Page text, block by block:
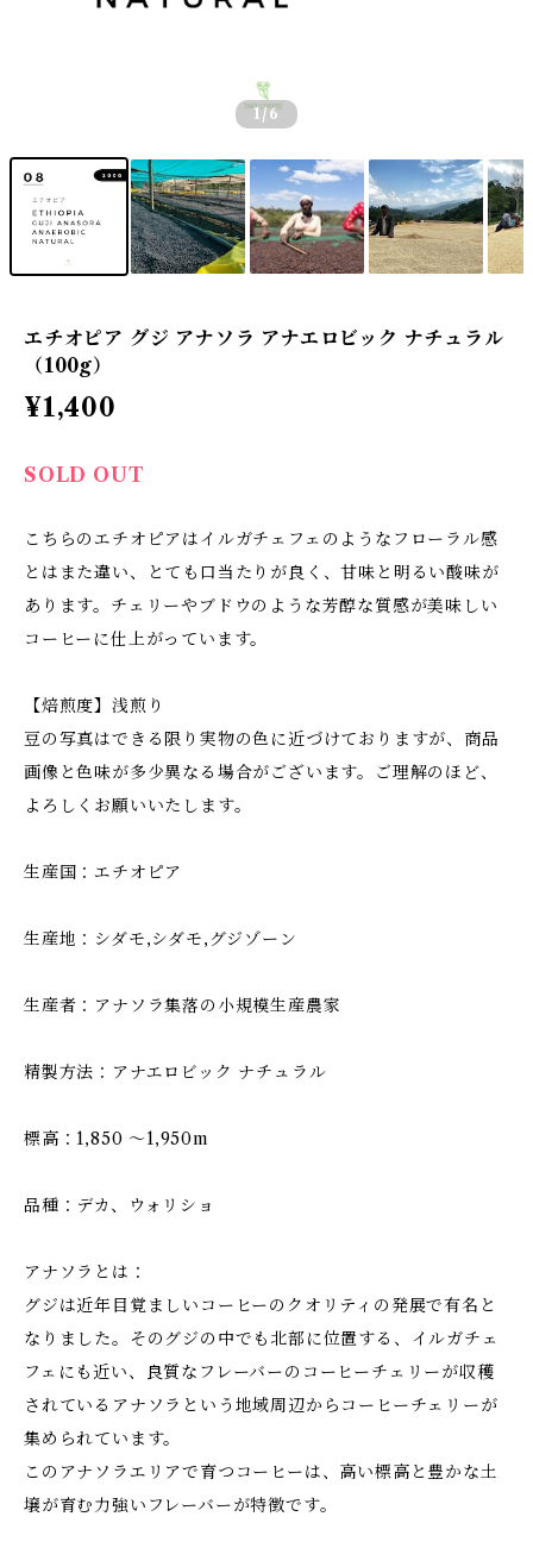
1/6
エチオピア グジ アナソラ アナエロビック ナチュラル
（100g）
¥1,400
SOLD OUT
こちらのエチオピアはイルガチェフェのようなフローラル感
とはまた違い、とても口当たりが良く、甘味と明るい酸味が
あります。チェリーやブドウのような芳醇な質感が美味しい
コーヒーに仕上がっています。
【焙煎度】浅煎り
豆の写真はできる限り実物の色に近づけておりますが、商品
画像と色味が多少異なる場合がございます。ご理解のほど、
よろしくお願いいたします。
生産国：エチオピア
生産地：シダモ,シダモ,グジゾーン
生産者：アナソラ集落の小規模生産農家
精製方法：アナエロビック ナチュラル
標高：1,850 〜1,950m
品種：デカ、ウォリショ
アナソラとは：
グジは近年目覚ましいコーヒーのクオリティの発展で有名と
なりました。そのグジの中でも北部に位置する、イルガチェ
フェにも近い、良質なフレーバーのコーヒーチェリーが収穫
されているアナソラという地域周辺からコーヒーチェリーが
集められています。
このアナソラエリアで育つコーヒーは、高い標高と豊かな土
壌が育む力強いフレーバーが特徴です。